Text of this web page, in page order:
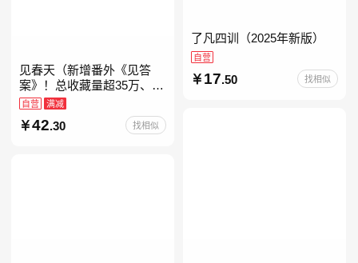
了凡四训（2025年新版）
自营
17.50 找相似
见春天（新增番外《见答
案》！总收藏量超35万、点
击量破千万！晋江人气作者
纵虎嗅花 催泪之作！）
自营 满减
42.30 找相似